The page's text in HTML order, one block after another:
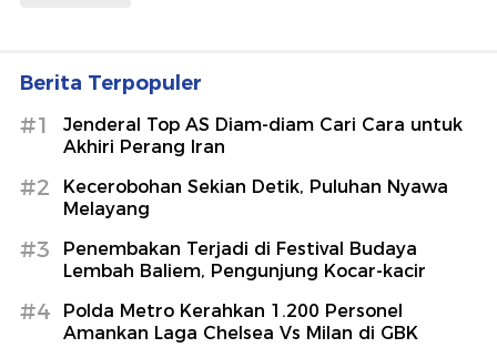
Berita Terpopuler
#1
Jenderal Top AS Diam-diam Cari Cara untuk
Akhiri Perang Iran
#2
Kecerobohan Sekian Detik, Puluhan Nyawa
Melayang
#3
Penembakan Terjadi di Festival Budaya
Lembah Baliem, Pengunjung Kocar-kacir
#4
Polda Metro Kerahkan 1.200 Personel
Amankan Laga Chelsea Vs Milan di GBK